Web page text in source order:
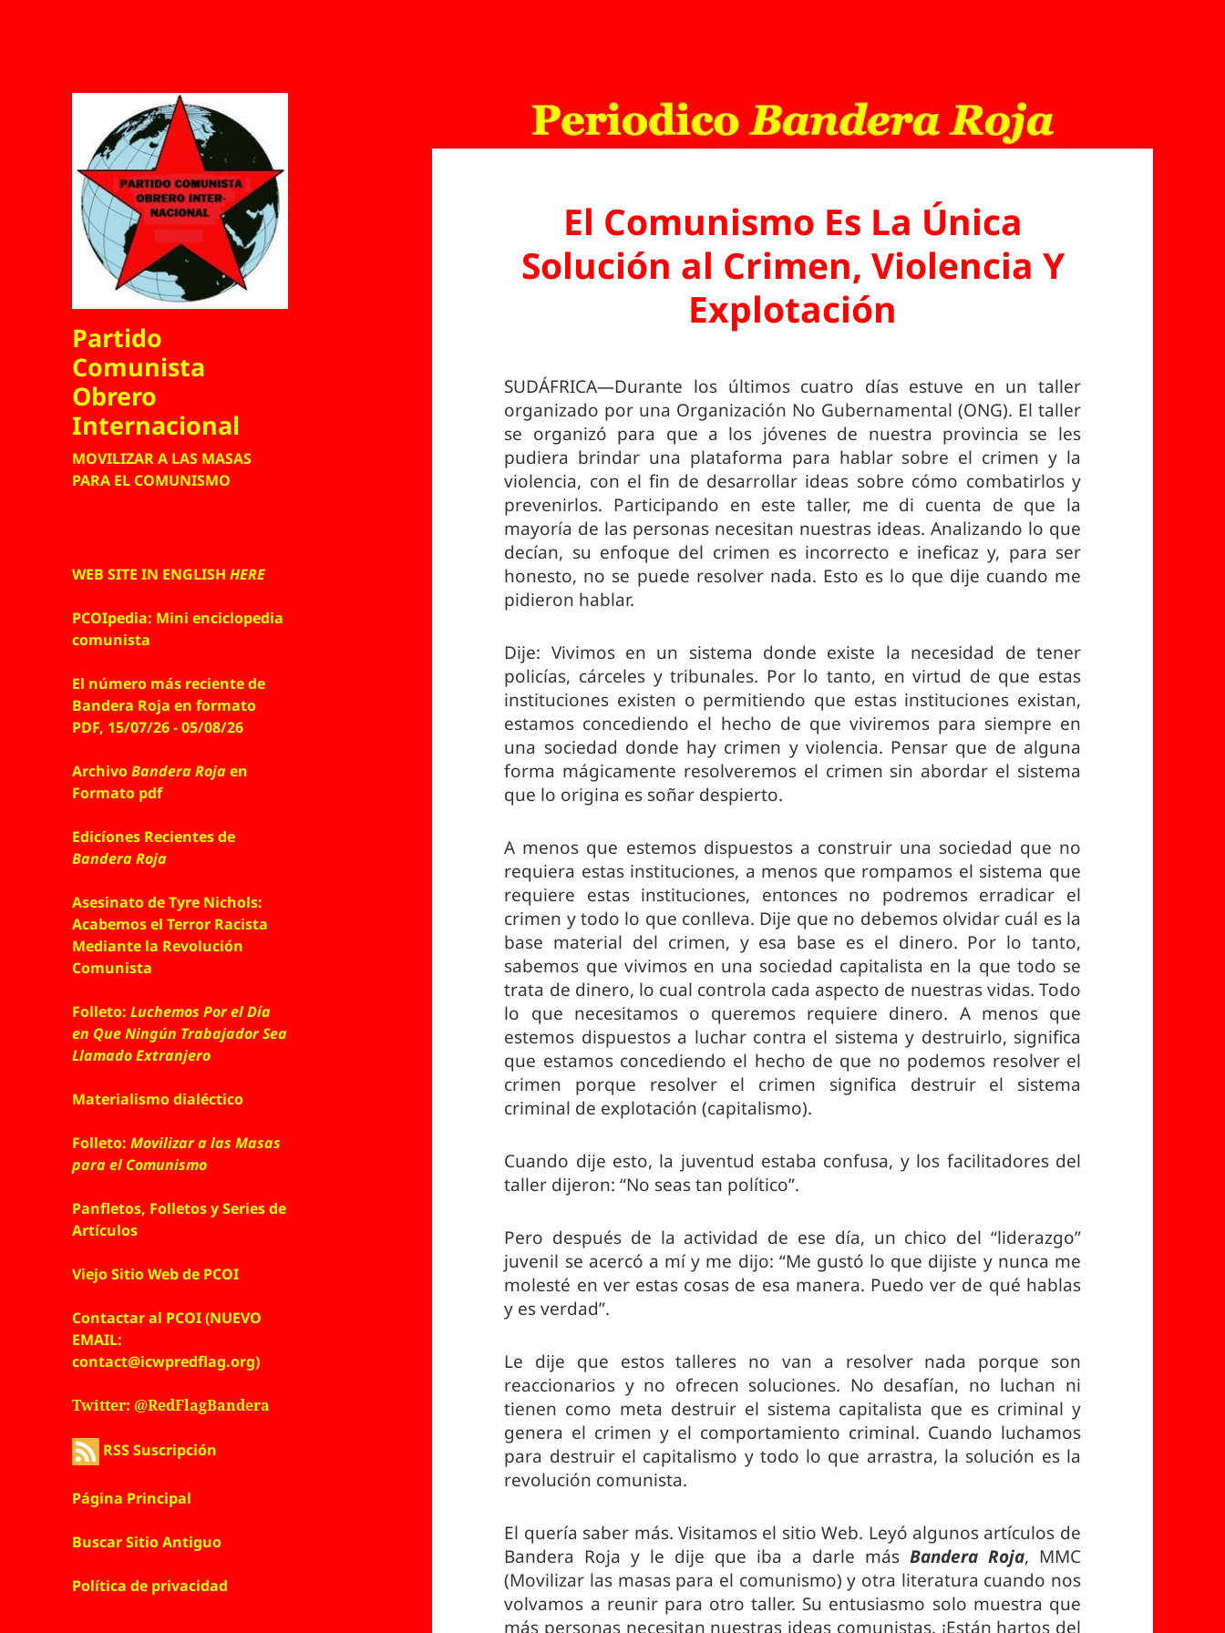
Partido
Comunista
Obrero
Internacional
MOVILIZAR A LAS MASAS
PARA EL COMUNISMO
WEB SITE IN ENGLISHHERE
PCOIpedia: Mini enciclopedia
comunista
El número más reciente de
Bandera Roja en formato
PDF, 15/07/26 - 05/08/26
ArchivoBandera Rojaen
Formato pdf
Edicíones Recientes de
Bandera Roja
Asesinato de Tyre Nichols:
Acabemos el Terror Racista
Mediante la Revolución
Comunista
Folleto:Luchemos Por el Día
en Que Ningún Trabajador Sea
Llamado Extranjero
Materialismo dialéctico
Folleto:Movilizar a las Masas
para el Comunismo
Panfletos, Folletos y Series de
Artículos
Viejo Sitio Web de PCOI
Contactar al PCOI (NUEVO
EMAIL:
contact@icwpredflag.org)
Twitter: @RedFlagBandera
RSS Suscripción
Página Principal
Buscar Sitio Antiguo
Política de privacidad
El Comunismo Es La Única
Solución al Crimen, Violencia Y
Explotación
SUDÁFRICA—Durante los últimos cuatro días estuve en un taller
organizado por una Organización No Gubernamental (ONG). El taller
se organizó para que a los jóvenes de nuestra provincia se les
pudiera brindar una plataforma para hablar sobre el crimen y la
violencia, con el fin de desarrollar ideas sobre cómo combatirlos y
prevenirlos. Participando en este taller, me di cuenta de que la
mayoría de las personas necesitan nuestras ideas. Analizando lo que
decían, su enfoque del crimen es incorrecto e ineficaz y, para ser
honesto, no se puede resolver nada. Esto es lo que dije cuando me
pidieron hablar.
Dije: Vivimos en un sistema donde existe la necesidad de tener
policías, cárceles y tribunales. Por lo tanto, en virtud de que estas
instituciones existen o permitiendo que estas instituciones existan,
estamos concediendo el hecho de que viviremos para siempre en
una sociedad donde hay crimen y violencia. Pensar que de alguna
forma mágicamente resolveremos el crimen sin abordar el sistema
que lo origina es soñar despierto.
A menos que estemos dispuestos a construir una sociedad que no
requiera estas instituciones, a menos que rompamos el sistema que
requiere estas instituciones, entonces no podremos erradicar el
crimen y todo lo que conlleva. Dije que no debemos olvidar cuál es la
base material del crimen, y esa base es el dinero. Por lo tanto,
sabemos que vivimos en una sociedad capitalista en la que todo se
trata de dinero, lo cual controla cada aspecto de nuestras vidas. Todo
lo que necesitamos o queremos requiere dinero. A menos que
estemos dispuestos a luchar contra el sistema y destruirlo, significa
que estamos concediendo el hecho de que no podemos resolver el
crimen porque resolver el crimen significa destruir el sistema
criminal de explotación (capitalismo).
Cuando dije esto, la juventud estaba confusa, y los facilitadores del
taller dijeron: “No seas tan político”.
Pero después de la actividad de ese día, un chico del “liderazgo”
juvenil se acercó a mí y me dijo: “Me gustó lo que dijiste y nunca me
molesté en ver estas cosas de esa manera. Puedo ver de qué hablas
y es verdad”.
Le dije que estos talleres no van a resolver nada porque son
reaccionarios y no ofrecen soluciones. No desafían, no luchan ni
tienen como meta destruir el sistema capitalista que es criminal y
genera el crimen y el comportamiento criminal. Cuando luchamos
para destruir el capitalismo y todo lo que arrastra, la solución es la
revolución comunista.
El quería saber más. Visitamos el sitio Web. Leyó algunos artículos de
Bandera Roja y le dije que iba a darle más Bandera Roja, MMC
(Movilizar las masas para el comunismo) y otra literatura cuando nos
volvamos a reunir para otro taller. Su entusiasmo solo muestra que
más personas necesitan nuestras ideas comunistas. ¡Están hartos del